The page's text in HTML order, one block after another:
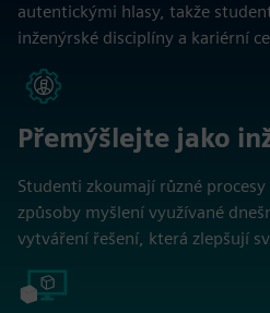
autentickými hlasy, takže
inženýrské disciplíny a kariérní
Přemýšlejte jako
Studenti zkoumají různé
způsoby myšlení využívané
vytváření řešení, která zlepšují